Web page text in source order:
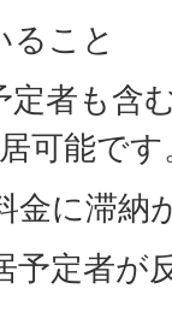
ること
定者も含
可能で
金に滞納
予定者が